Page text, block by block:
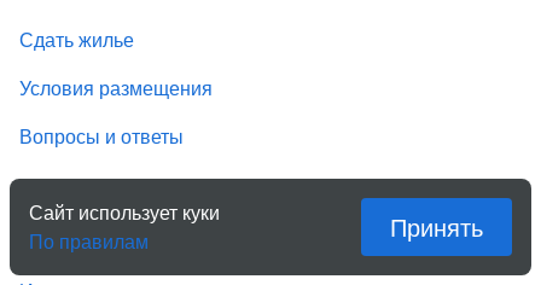
Сдать жилье
Условия размещения
Вопросы и ответы
Компания
Сайт использует куки
По правилам
Принять